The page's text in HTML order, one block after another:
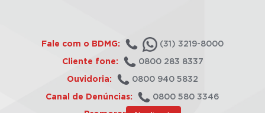
Fale com o BDMG: (31) 3219-8000
Cliente fone: 0800 283 8337
Ouvidoria: 0800 940 5832
Canal de Denúncias: 0800 580 3346